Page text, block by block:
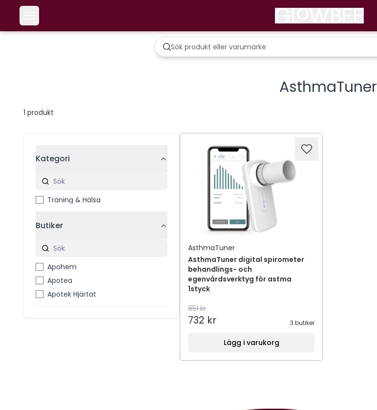
AsthmaTuner
1 produkt
Kategori
Träning & Hälsa
Butiker
Apohem
Apotea
Apotek Hjärtat
AsthmaTuner
AsthmaTuner digital spirometer
behandlings- och
egenvårdsverktyg för astma
1styck
851 kr
732 kr 3 butiker
Lägg i varukorg